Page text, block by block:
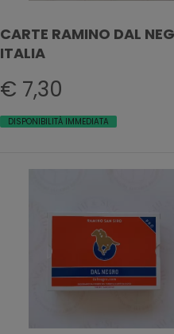
CARTE RAMINO DAL
ITALIA
€ 7,30
DISPONIBILITÀ IMMEDIATA